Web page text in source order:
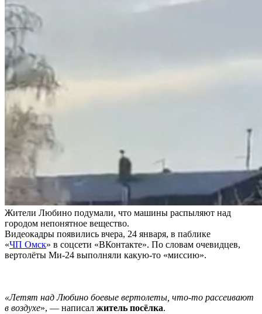
Жители Любино подумали, что машины распыляют над
городом непонятное вещество.
Видеокадры появились вчера, 24 января, в паблике
«ЧП Омск» в соцсети «ВКонтакте». По словам очевидцев,
вертолёты Ми-24 выполняли какую-то «миссию».
«Летят над Любино боевые вертолеты, что-то рассеивают
в воздухе», — написал житель посёлка.